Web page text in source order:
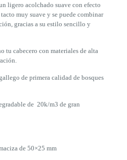
ligero acolchado suave con efecto
muy suave y se puede combinar
gracias a su estilo sencillo y
tu cabecero con materiales de alta
de primera calidad de bosques
de 20k/m3 de gran
de 50×25 mm